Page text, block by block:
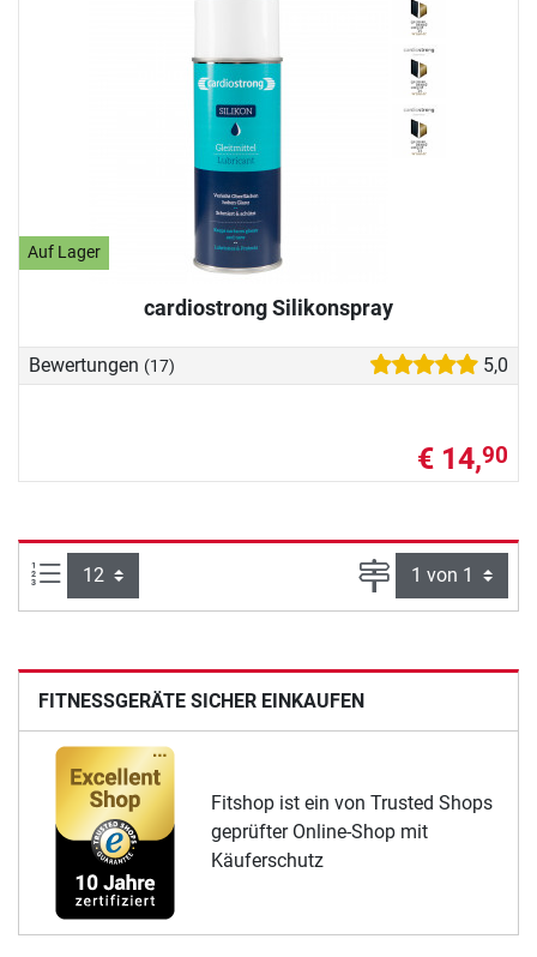
Auf Lager
cardiostrong Silikonspray
Bewertungen (17) 5,0
€ 14,90
Artikel pro Seite: Seite
FITNESSGERÄTE SICHER EINKAUFEN
Fitshop ist ein von Trusted Shops
geprüfter Online-Shop mit
Käuferschutz